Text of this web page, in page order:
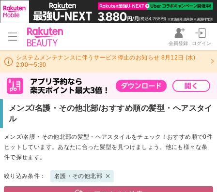
会員登録 ログイン
システムメンテナンスに伴うサービス停止のお知らせ 8月12日 (水)
2:00〜5:30
メンズ/名護・その他北部/おすすめ順の髪型・ヘアスタイ
ル
メンズ/名護・その他北部の髪型・ヘアスタイルをチェック！おすすめ順で0件
ヒットしています。あなたに合った髪型を見つけましょう。他にも様々な条
件で探せます。
絞り込み条件： 名護・その他北部